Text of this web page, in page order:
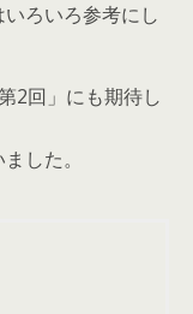
ろいろ参考にし
2回」にも期待し
した。